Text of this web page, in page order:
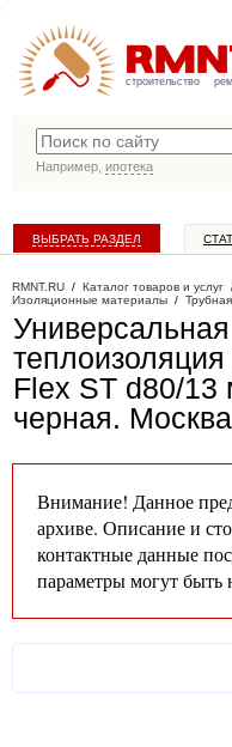
строительство
Например, ипотека
ВЫБРАТЬ РАЗДЕЛ
RMNT.RU / Каталог товаров и услуг
Изоляционные материалы /
Flex ST d80/13
черная. Москва
Внимание! Данное
архиве. Описание и
контактные данные
параметры могут быть